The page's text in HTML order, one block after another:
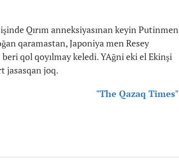
Qırım anneksiyasınan keyin Putinmen
qaramastan, Japoniya men Resey
beri qol qoyılmay keledi. YAğni eki el Ekinşi
jasasqan joq.
"The Qazaq Times"